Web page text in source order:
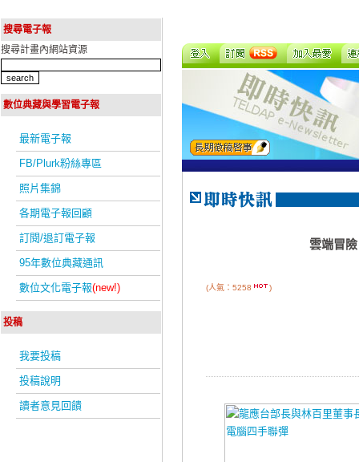
搜尋電子報
搜尋計畫內網站資源
數位典藏與學習電子報
最新電子報
FB/Plurk粉絲專區
照片集錦
各期電子報回顧
訂閱/退訂電子報
95年數位典藏通訊
數位文化電子報(new!)
投稿
我要投稿
投稿說明
讀者意見回饋
雲端冒
(人氣：5258 )